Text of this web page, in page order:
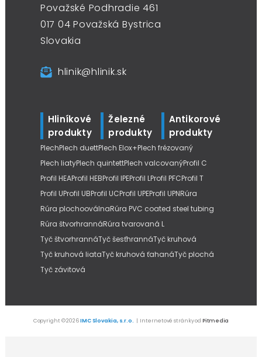
Považské Podhradie 461
017 04 Považská Bystrica
Slovakia
hlinik@hlinik.sk
Hliníkové
produkty
Železné
produkty
Antikorové
produkty
PlechPlech duettPlech Elox+Plech frézovaný
Plech liatyPlech quintettPlech valcovanýProfil C
Profil HEAProfil HEBProfil IPEProfil LProfil PFCProfil T
Profil UProfil UBProfil UCProfil UPEProfil UPNRúra
Rúra plochooválnaRúra PVC coated steel tubing
Rúra štvorhrannáRúra tvarovaná L
Tyč štvorhrannáTyč šesťhrannáTyč kruhová
Tyč kruhová liataTyč kruhová ťahanáTyč plochá
Tyč závitová
Copyright © 2026IMC Slovakia, s.r.o. | Internetové stránky od Pitmedia